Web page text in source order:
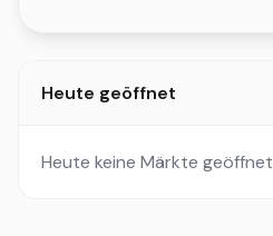
Heute geöffnet
Heute keine Märkte geöffnet